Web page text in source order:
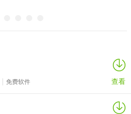
免费软件 查看